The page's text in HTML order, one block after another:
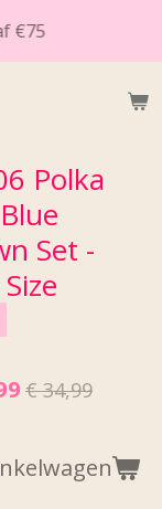
€75
Polka
Set -
€ 34,99